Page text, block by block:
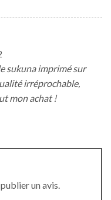
sukuna imprimé sur
irréprochable,
mon achat !
un avis.